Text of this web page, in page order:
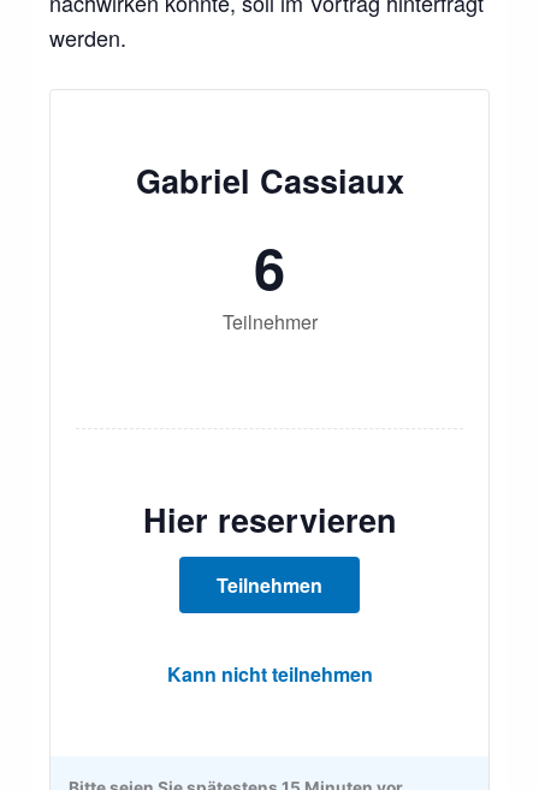
werden.
Gabriel Cassiaux
6
Teilnehmer
Hier reservieren
Teilnehmen
Kann nicht teilnehmen